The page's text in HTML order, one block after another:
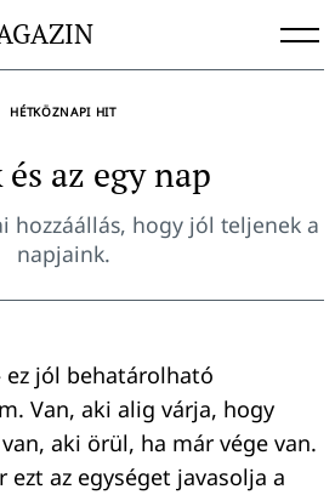
HÉTKÖZNAPI HIT
az egy nap
hozzáállás, hogy jól teljenek a
napjaink.
ez jól behatárolható
Van, aki alig várja, hogy
aki örül, ha már vége van.
ezt az egységet javasolja a